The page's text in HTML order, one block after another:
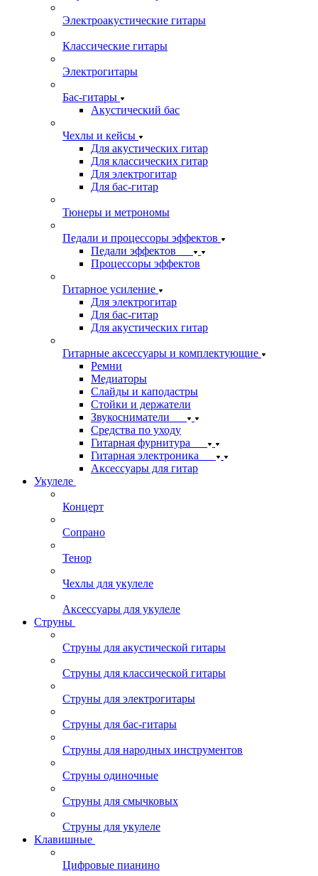
Электроакустические гитары
Классические гитары
Электрогитары
Бас-гитары
Акустический бас
Чехлы и кейсы
Для акустических гитар
Для классических гитар
Для электрогитар
Для бас-гитар
Тюнеры и метрономы
Педали и процессоры эффектов
Педали эффектов
Процессоры эффектов
Гитарное усиление
Для электрогитар
Для бас-гитар
Для акустических гитар
Гитарные аксессуары и комплектующие
Ремни
Медиаторы
Слайды и каподастры
Стойки и держатели
Звукосниматели
Средства по уходу
Гитарная фурнитура
Гитарная электроника
Аксессуары для гитар
Укулеле
Концерт
Сопрано
Тенор
Чехлы для укулеле
Аксессуары для укулеле
Струны
Струны для акустической гитары
Струны для классической гитары
Струны для электрогитары
Струны для бас-гитары
Струны для народных инструментов
Струны одиночные
Струны для смычковых
Струны для укулеле
Клавишные
Цифровые пианино